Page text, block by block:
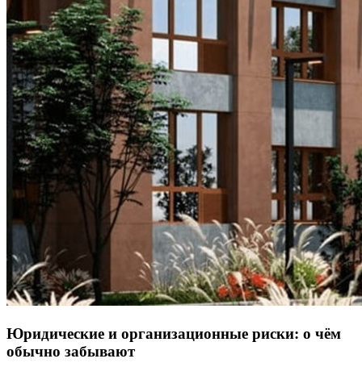
Юридические и организационные риски: о чём
обычно забывают